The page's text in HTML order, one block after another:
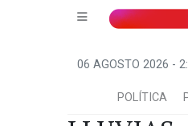
06 AGOSTO 2026 -
POLÍTICA